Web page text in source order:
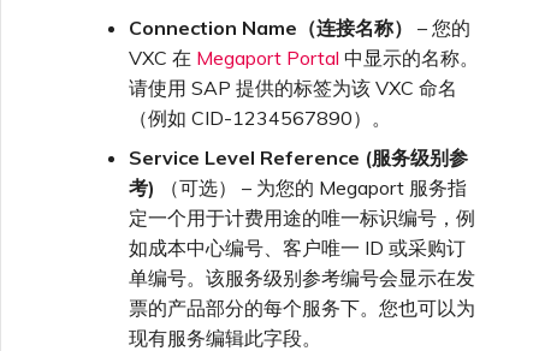
Connection Name（连接名称）
– 您的
VXC 在 Megaport Portal 中显示的名称。
请使用 SAP 提供的标签为该 VXC 命名
（例如 CID-1234567890）。
Service Level Reference (服务级别参
考) （可选） – 为您的 Megaport 服务指
定一个用于计费用途的唯一标识编号，例
如成本中心编号、客户唯一 ID 或采购订
单编号。该服务级别参考编号会显示在发
票的产品部分的每个服务下。您也可以为
现有服务编辑此字段。